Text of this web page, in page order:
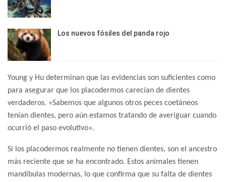
Los nuevos fósiles del panda rojo
Young y Hu determinan que las evidencias son suficientes como
para asegurar que los placodermos carecían de dientes
verdaderos. «Sabemos que algunos otros peces coetáneos
tenían dientes, pero aún estamos tratando de averiguar cuando
ocurrió el paso evolutivo».
Si los placodermos realmente no tienen dientes, son el ancestro
más reciente que se ha encontrado. Estos animales tienen
mandíbulas modernas, lo que confirma que su falta de dientes